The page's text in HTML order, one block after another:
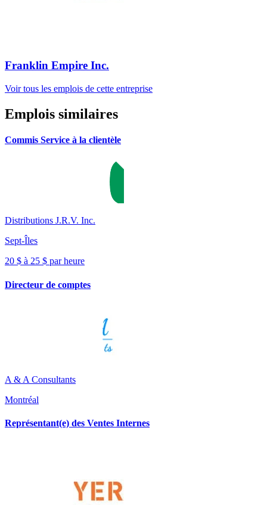
Franklin Empire Inc.
Voir tous les emplois de cette entreprise
Emplois similaires
Commis Service à la clientèle
Distributions J.R.V. Inc.
Sept-Îles
20 $ à 25 $ par heure
Directeur de comptes
A & A Consultants
Montréal
Représentant(e) des Ventes Internes